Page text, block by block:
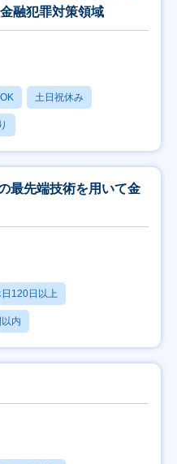
融犯罪対策領域
土日祝休み
最先端技術を用いて金
120日以上
内